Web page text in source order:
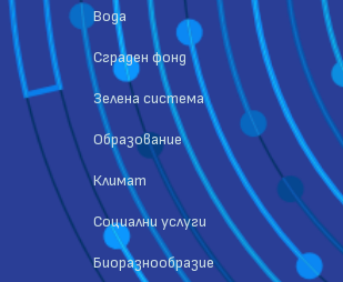
Вода
Сграден фонд
Зелена система
Образование
Климат
Социални услуги
Биоразнообразие